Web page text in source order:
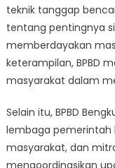
teknik tanggap
tentang pentingnya
memberdayakan
keterampilan, BPBD
masyarakat dalam
Selain itu, BPBD
lembaga pemerintah
masyarakat, dan
mengoordinasikan